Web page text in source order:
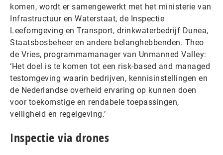
komen, wordt er samengewerkt met het ministerie van
Infrastructuur en Waterstaat, de Inspectie
Leefomgeving en Transport, drinkwaterbedrijf Dunea,
Staatsbosbeheer en andere belanghebbenden. Theo
de Vries, programmamanager van Unmanned Valley:
‘Het doel is te komen tot een risk-based and managed
testomgeving waarin bedrijven, kennisinstellingen en
de Nederlandse overheid ervaring op kunnen doen
voor toekomstige en rendabele toepassingen,
veiligheid en regelgeving.’
Inspectie via drones